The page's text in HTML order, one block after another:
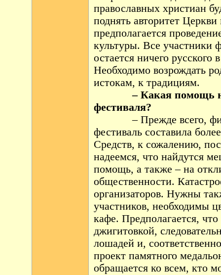
православных христиан
поднять авторитет
предполагается
культуры. Все участники
остается ничего русского
Необходимо возрождать
истокам, к традициям.
– Какая помощь
фестиваля?
– Прежде всего,
фестиваль составила
Средств, к сожалению,
надеемся, что найдутся
помощь, а также – на
общественности.
организаторов. Нужны
участников, необходимы
кафе. Предполагается,
джигитовкой,
лошадей и,
проект памятного
обращается ко всем, кто